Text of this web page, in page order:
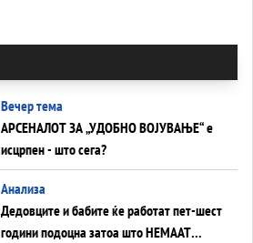
Вечер тема
АРСЕНАЛОТ ЗА „УДОБНО ВОЈУВАЊЕ“ е
исцрпен - што сега?
Анализа
Дедовците и бабите ќе работат пет-шест
години подоцна затоа што НЕМААТ